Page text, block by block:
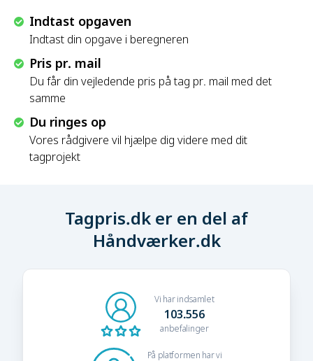
Indtast opgaven
Indtast din opgave i beregneren
Pris pr. mail
Du får din vejledende pris på tag pr. mail med det
samme
Du ringes op
Vores rådgivere vil hjælpe dig videre med dit
tagprojekt
Tagpris.dk er en del af
Håndværker.dk
Vi har indsamlet
103.556
anbefalinger
På platformen har vi